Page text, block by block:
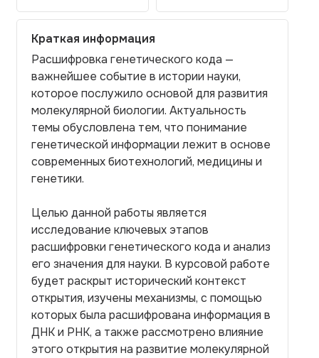
Краткая информация
Расшифровка генетического кода —
важнейшее событие в истории науки,
которое послужило основой для развития
молекулярной биологии. Актуальность
темы обусловлена тем, что понимание
генетической информации лежит в основе
современных биотехнологий, медицины и
генетики.
Целью данной работы является
исследование ключевых этапов
расшифровки генетического кода и анализ
его значения для науки. В курсовой работе
будет раскрыт исторический контекст
открытия, изучены механизмы, с помощью
которых была расшифрована информация в
ДНК и РНК, а также рассмотрено влияние
этого открытия на развитие молекулярной